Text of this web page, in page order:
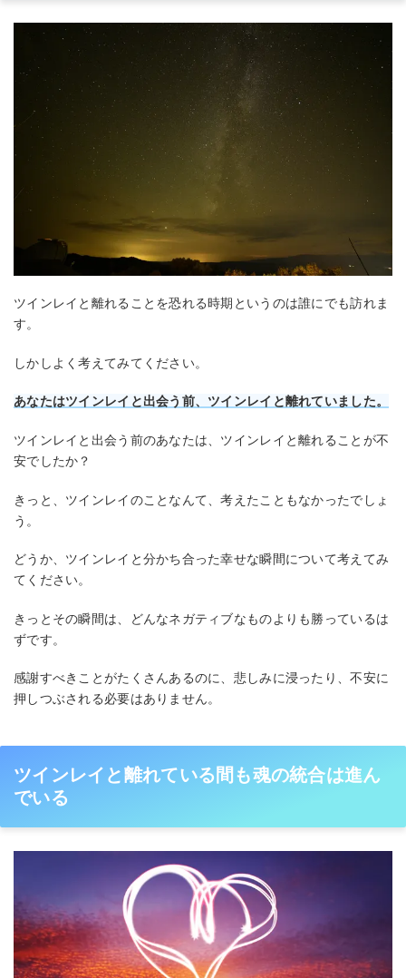
ツインレイと離れることを恐れる時期というのは誰にでも訪れま
す。
しかしよく考えてみてください。
あなたはツインレイと出会う前、ツインレイと離れていました。
ツインレイと出会う前のあなたは、ツインレイと離れることが不
安でしたか？
きっと、ツインレイのことなんて、考えたこともなかったでしょ
う。
どうか、ツインレイと分かち合った幸せな瞬間について考えてみ
てください。
きっとその瞬間は、どんなネガティブなものよりも勝っているは
ずです。
感謝すべきことがたくさんあるのに、悲しみに浸ったり、不安に
押しつぶされる必要はありません。
ツインレイと離れている間も魂の統合は進ん
でいる